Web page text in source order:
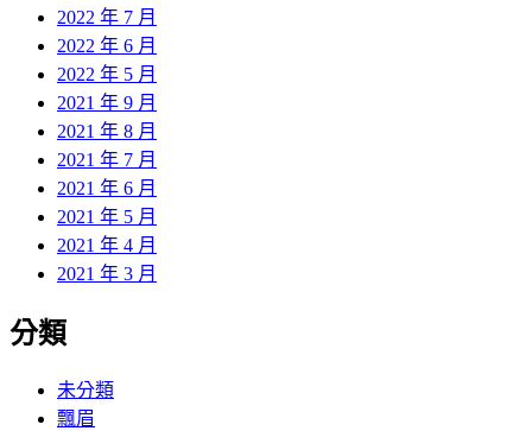
2022 年 7 月
2022 年 6 月
2022 年 5 月
2021 年 9 月
2021 年 8 月
2021 年 7 月
2021 年 6 月
2021 年 5 月
2021 年 4 月
2021 年 3 月
分類
未分類
飄眉